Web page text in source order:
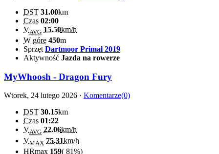
DST 31.00km
Czas 02:00
VAVG 15.50km/h
W górę 450m
Sprzęt Dartmoor Primal 2019
Aktywność Jazda na rowerze
MyWhoosh - Dragon Fury
Wtorek, 24 lutego 2026 · Komentarze(0)
DST 30.15km
Czas 01:22
VAVG 22.06km/h
VMAX 75.31km/h
HRmax 159( 81%)